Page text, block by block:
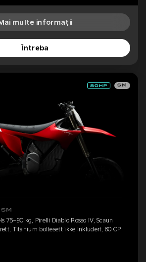
multe informații
Întreba
SM
75–90 kg, Pirelli Diablo Rosso IV, Scaun
Titanium boltesett ikke inkludert, 80 CP